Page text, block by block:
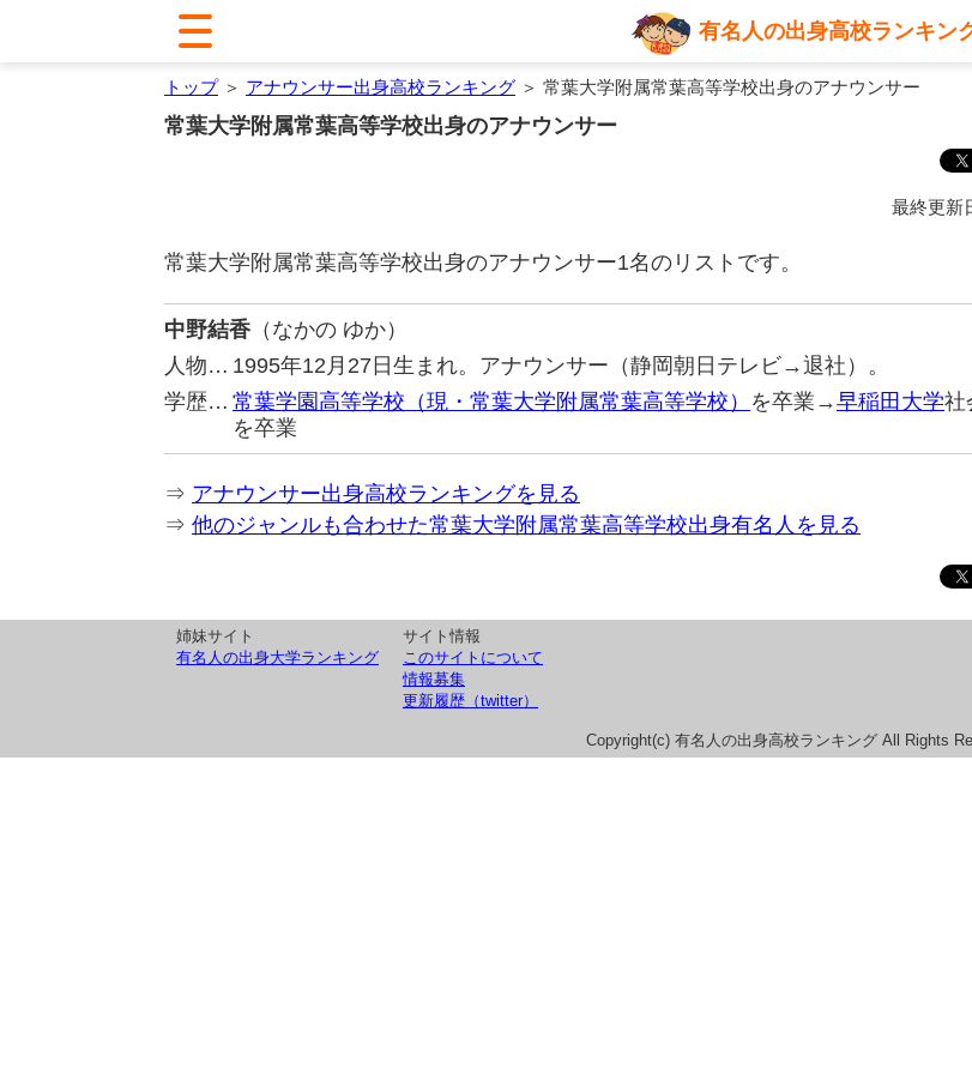
有名人の出身高校ランキン
トップ＞ アナウンサー出身高校ランキング ＞ 常葉大学附属常葉高等学校出身のアナウンサー
常葉大学附属常葉高等学校出身のアナウンサー
最終更新
常葉大学附属常葉高等学校出身のアナウンサー1名のリストです。
中野結香 （なかの ゆか）
人物… 1995年12月27日生まれ。アナウンサー（静岡朝日テレビ→退社）。
学歴… 常葉学園高等学校（現・常葉大学附属常葉高等学校） を卒業→早稲田大学社
を卒業
⇒ アナウンサー出身高校ランキングを見る
⇒ 他のジャンルも合わせた常葉大学附属常葉高等学校出身有名人を見る
姉妹サイト
有名人の出身大学ランキング
サイト情報
このサイトについて
情報募集
更新履歴（twitter）
Copyright(c) 有名人の出身高校ランキング All Rights